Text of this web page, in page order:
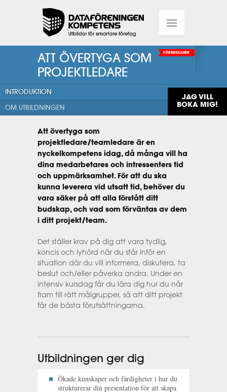
ATT ÖVERTYGA SOM
PROJEKTLEDARE
FÖRMEDLANDE
INTRODUKTION
OM UTBILDNINGEN
JAG VILL
BOKA MIG!
Att övertyga som
projektledare/teamledare är en
nyckelkompetens idag, då många vill ha
dina medarbetares och intressenters tid
och uppmärksamhet. För att du ska
kunna leverera vid utsatt tid, behöver du
vara säker på att alla förstått ditt
budskap, och vad som förväntas av dem
i ditt projekt/team.
Det ställer krav på dig att vara tydlig,
koncis och lyhörd när du står inför en
situation där du vill informera, diskutera, ta
beslut och/eller påverka andra. Under en
intensiv kursdag får du lära dig hur du når
fram till rätt målgrupper, så att ditt projekt
får de bästa förutsättningarna.
Utbildningen ger dig
Ökade kunskaper och färdigheter i hur du
strukturerar din presentation för att skapa